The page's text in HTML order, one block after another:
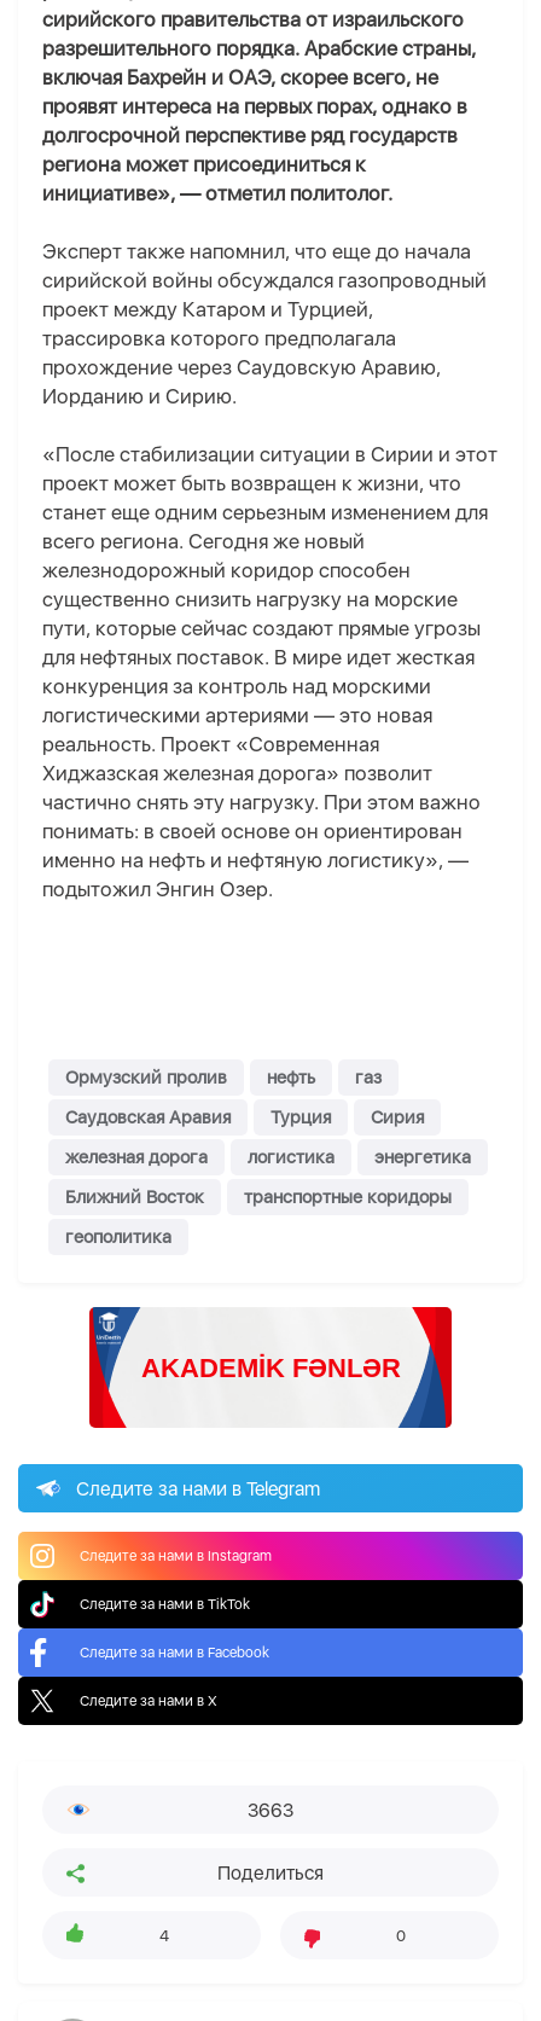
сирийского правительства от израильского
разрешительного порядка. Арабские страны,
включая Бахрейн и ОАЭ, скорее всего, не
проявят интереса на первых порах, однако в
долгосрочной перспективе ряд государств
региона может присоединиться к
инициативе», — отметил политолог.
Эксперт также напомнил, что еще до начала
сирийской войны обсуждался газопроводный
проект между Катаром и Турцией,
трассировка которого предполагала
прохождение через Саудовскую Аравию,
Иорданию и Сирию.
«После стабилизации ситуации в Сирии и этот
проект может быть возвращен к жизни, что
станет еще одним серьезным изменением для
всего региона. Сегодня же новый
железнодорожный коридор способен
существенно снизить нагрузку на морские
пути, которые сейчас создают прямые угрозы
для нефтяных поставок. В мире идет жесткая
конкуренция за контроль над морскими
логистическими артериями — это новая
реальность. Проект «Современная
Хиджазская железная дорога» позволит
частично снять эту нагрузку. При этом важно
понимать: в своей основе он ориентирован
именно на нефть и нефтяную логистику», —
подытожил Энгин Озер.
Ормузский пролив нефть
газ
Саудовская Аравия
Турция
Сирия
железная дорога
логистика
энергетика
Ближний Восток
транспортные коридоры
геополитика
Следите за нами в Telegram
Следите за нами в Instagram
Следите за нами в TikTok
Следите за нами в Facebook
Следите за нами в X
3663
Поделиться
4 0